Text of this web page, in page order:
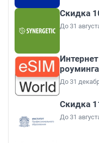
Скидка
До 31
До 31
Скидка
До 31